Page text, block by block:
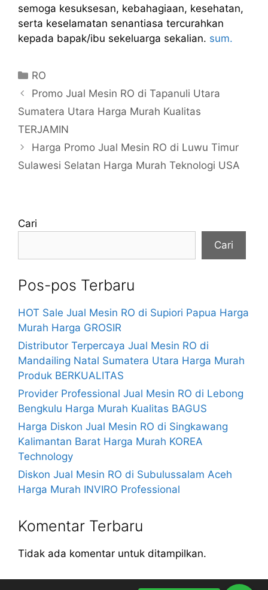
semoga kesuksesan, kebahagiaan, kesehatan,
serta keselamatan senantiasa tercurahkan
kepada bapak/ibu sekeluarga sekalian. sum.
Kategori
RO
Promo Jual Mesin RO di Tapanuli Utara
Sumatera Utara Harga Murah Kualitas
TERJAMIN
Harga Promo Jual Mesin RO di Luwu Timur
Sulawesi Selatan Harga Murah Teknologi USA
Cari
Cari
Pos-pos Terbaru
HOT Sale Jual Mesin RO di Supiori Papua Harga
Murah Harga GROSIR
Distributor Terpercaya Jual Mesin RO di
Mandailing Natal Sumatera Utara Harga Murah
Produk BERKUALITAS
Provider Professional Jual Mesin RO di Lebong
Bengkulu Harga Murah Kualitas BAGUS
Harga Diskon Jual Mesin RO di Singkawang
Kalimantan Barat Harga Murah KOREA
Technology
Diskon Jual Mesin RO di Subulussalam Aceh
Harga Murah INVIRO Professional
Komentar Terbaru
Tidak ada komentar untuk ditampilkan.